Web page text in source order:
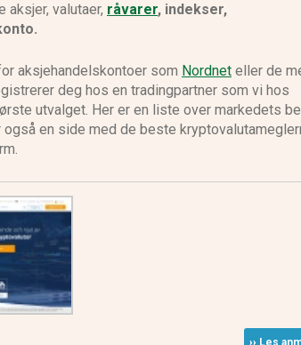
aksjer, valutaer, råvarer, indekser,
aksjehandelskontoer som Nordnet eller de
deg hos en tradingpartner som vi hos
utvalget. Her er en liste over markedets
også en side med de beste
›› Les